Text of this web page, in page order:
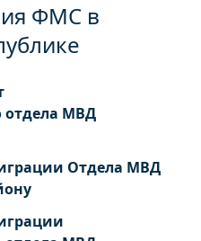
ФМС в
МВД
Отдела МВД